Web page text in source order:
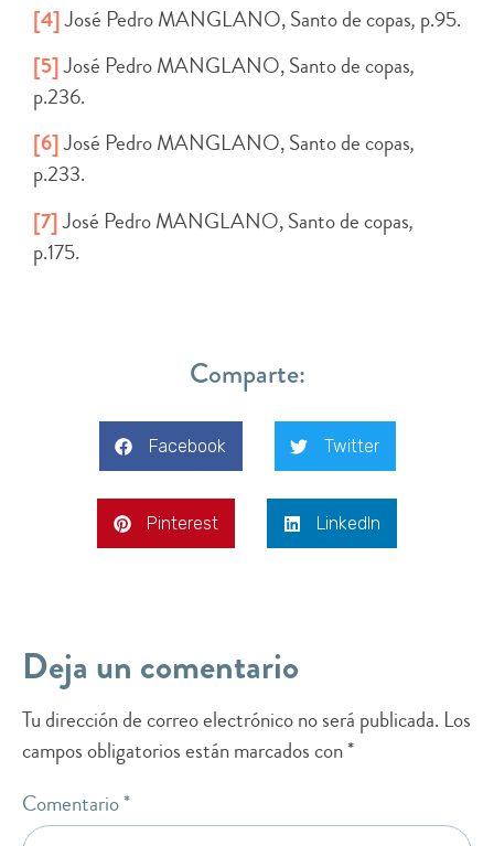
[4]José Pedro MANGLANO, Santo de copas, p.95.
[5]José Pedro MANGLANO, Santo de copas,
p.236.
[6]José Pedro MANGLANO, Santo de copas,
p.233.
[7]José Pedro MANGLANO, Santo de copas,
p.175.
Comparte:
Facebook Twitter
Pinterest LinkedIn
Deja un comentario
Tu dirección de correo electrónico no será publicada. Los
campos obligatorios están marcados con*
Comentario*